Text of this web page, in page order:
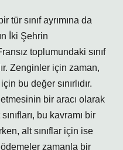
sınıf ayrımına da
İki Şehrin
toplumundaki sınıf
Zenginler için zaman,
bu değer sınırlıdır.
bir aracı olarak
bu kavramı bir
alt sınıflar için ise
zamanla bir